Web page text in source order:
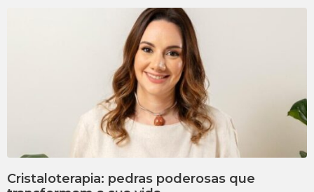
Cristaloterapia: pedras poderosas que